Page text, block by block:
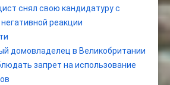
снял свою кандидатуру с
реакции
домовладелец в Великобритании
запрет на использование